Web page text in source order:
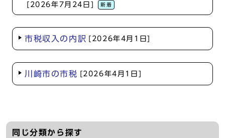
[2026年7月24日] 新着
市税収入の内訳 [2026年4月1日]
川崎市の市税 [2026年4月1日]
同じ分類から探す